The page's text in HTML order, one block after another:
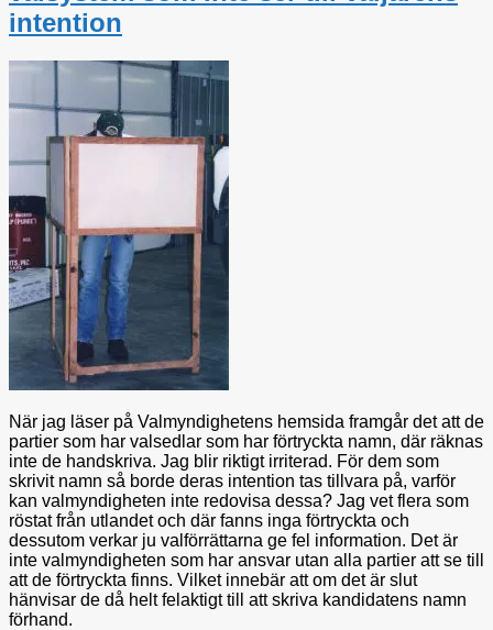
intention
När jag läser på Valmyndighetens hemsida framgår det att de
partier som har valsedlar som har förtryckta namn, där räknas
inte de handskriva. Jag blir riktigt irriterad. För dem som
skrivit namn så borde deras intention tas tillvara på, varför
kan valmyndigheten inte redovisa dessa? Jag vet flera som
röstat från utlandet och där fanns inga förtryckta och
dessutom verkar ju valförrättarna ge fel information. Det är
inte valmyndigheten som har ansvar utan alla partier att se till
att de förtryckta finns. Vilket innebär att om det är slut
hänvisar de då helt felaktigt till att skriva kandidatens namn
förhand.